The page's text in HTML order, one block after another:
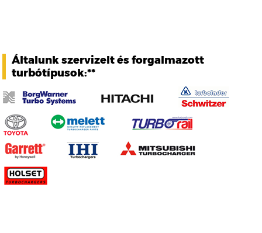
Általunk szervizelt és forgalmazott
turbótípusok:**